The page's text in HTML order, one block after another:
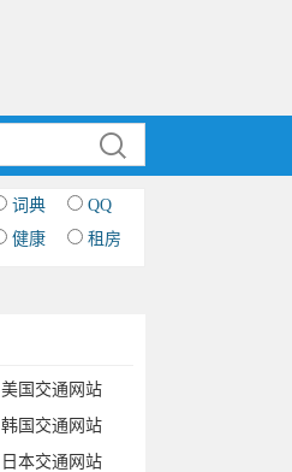
词典
QQ
健康 租房
美国交通网站
韩国交通网站
日本交通网站